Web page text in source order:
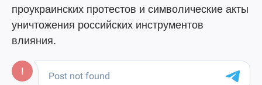
проукраинских протестов и символические акты
уничтожения российских инструментов
влияния.